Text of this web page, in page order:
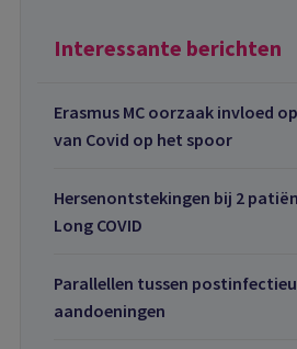
Interessante berichten
Erasmus MC oorzaak invloed
van Covid op het spoor
Hersenontstekingen bij 2
Long COVID
Parallellen tussen
aandoeningen